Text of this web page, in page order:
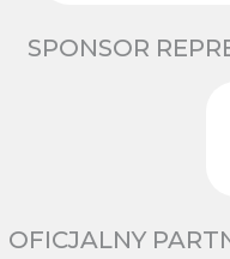
SPONSOR
OFICJALNY